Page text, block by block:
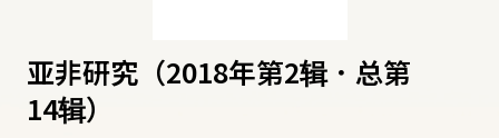
亚非研究（2018年第2辑．总第
14辑）